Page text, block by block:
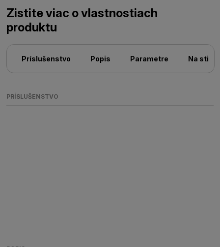
Zistite viac o vlastnostiach
produktu
Príslušenstvo Popis Parametre Na
PRÍSLUŠENSTVO